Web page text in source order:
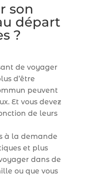
son
départ
?
de voyager
d’être
peuvent
Et vous devez
de leurs
à la demande
et plus
dans de
ou que vous